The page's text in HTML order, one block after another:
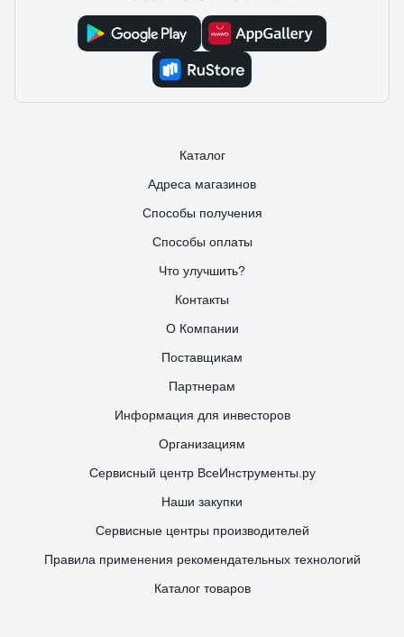
Каталог
Адреса магазинов
Способы получения
Способы оплаты
Что улучшить?
Контакты
О Компании
Поставщикам
Партнерам
Информация для инвесторов
Организациям
Сервисный центр ВсеИнструменты.ру
Наши закупки
Сервисные центры производителей
Правила применения рекомендательных технологий
Каталог товаров